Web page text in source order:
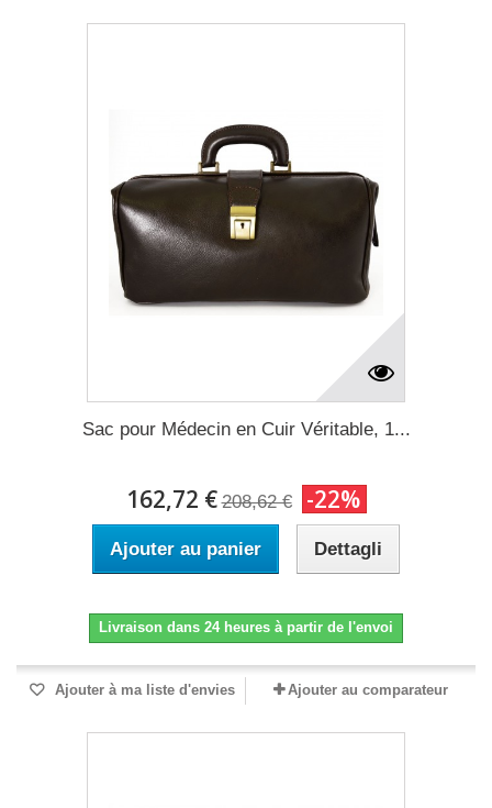
Sac pour Médecin en Cuir Véritable, 1...
162,72 € 208,62 € -22%
Ajouter au panier Dettagli
Livraison dans 24 heures à partir de l'envoi
Ajouter à ma liste d'envies Ajouter au comparateur